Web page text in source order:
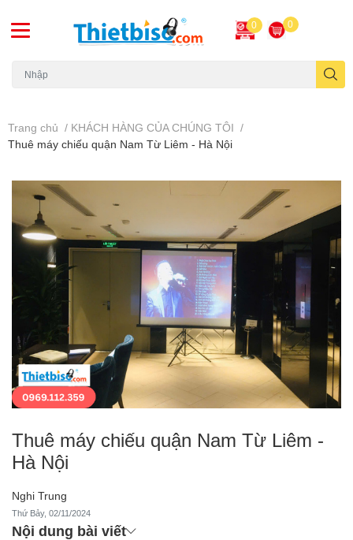
0 0
Trang chủ / KHÁCH HÀNG CỦA CHÚNG TÔI /
Thuê máy chiếu quận Nam Từ Liêm - Hà Nội
Thuê máy chiếu quận Nam Từ Liêm -
Hà Nội
Nghi Trung
Thứ Bảy, 02/11/2024
Nội dung bài viết